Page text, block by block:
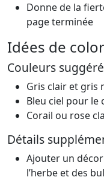
Donne de la
page terminée
Idées de
Couleurs
Gris clair et gris
Bleu ciel pour le
Corail ou rose
Détails
Ajouter un
l’herbe et des